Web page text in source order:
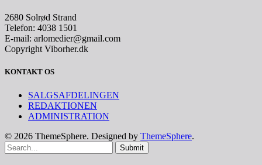
2680 Solrød Strand
Telefon: 4038 1501
E-mail: arlomedier@gmail.com
Copyright Viborher.dk
KONTAKT OS
SALGSAFDELINGEN
REDAKTIONEN
ADMINISTRATION
© 2026 ThemeSphere. Designed by ThemeSphere.
Submit